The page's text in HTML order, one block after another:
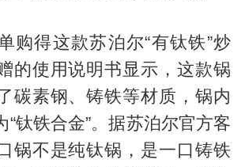
购得这款苏泊尔“有钛铁”炒
的使用说明书显示，这款锅
碳素钢、铸铁等材质，锅内
“钛铁合金”。据苏泊尔官方客
锅不是纯钛锅，是一口铸铁